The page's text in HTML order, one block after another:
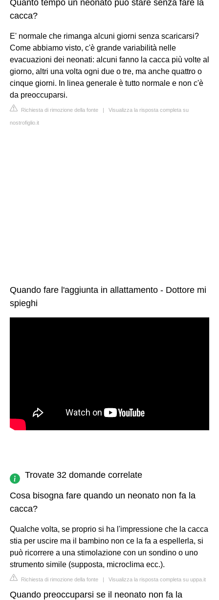
Quanto tempo un neonato può stare senza fare la
cacca?
E' normale che rimanga alcuni giorni senza scaricarsi?
Come abbiamo visto, c'è grande variabilità nelle
evacuazioni dei neonati: alcuni fanno la cacca più volte al
giorno, altri una volta ogni due o tre, ma anche quattro o
cinque giorni. In linea generale è tutto normale e non c'è
da preoccuparsi.
Richiesta di rimozione della fonte | Visualizza la risposta completa su
nostrofiglio.it
Quando fare l'aggiunta in allattamento - Dottore mi
spieghi
Trovate 32 domande correlate
Cosa bisogna fare quando un neonato non fa la
cacca?
Qualche volta, se proprio si ha l'impressione che la cacca
stia per uscire ma il bambino non ce la fa a espellerla, si
può ricorrere a una stimolazione con un sondino o uno
strumento simile (supposta, microclima ecc.).
Richiesta di rimozione della fonte | Visualizza la risposta completa su uppa.it
Quando preoccuparsi se il neonato non fa la